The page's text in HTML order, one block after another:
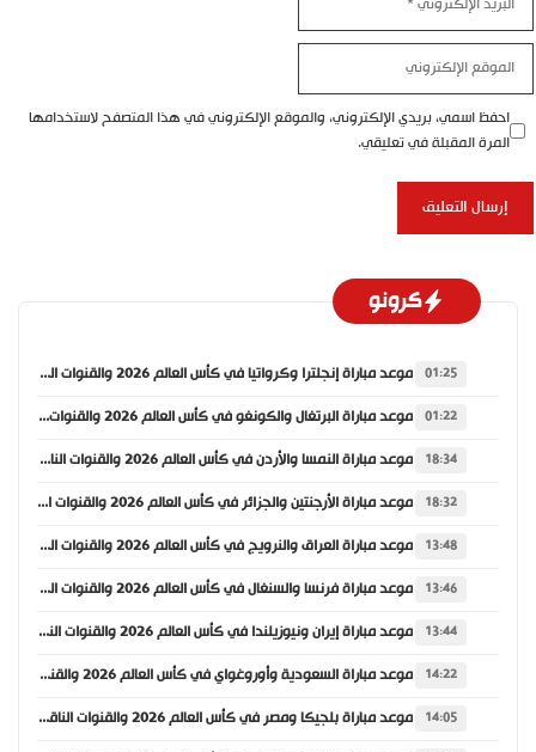
الإلكتروني
الإلكتروني
احفظ اسمي، بريدي الإلكتروني، والموقع الإلكتروني في هذا المتصفح لاستخدامها
المرة المقبلة في تعليقي.
كرونو
01:25 موعد مباراة إنجلترا وكرواتيا في كأس العالم 2026 والقنوات الناقلة
01:22 موعد مباراة البرتغال والكونغو في كأس العالم 2026 والقنوات الناقلة
18:34 موعد مباراة النمسا والأردن في كأس العالم 2026 والقنوات الناقلة
18:32 موعد مباراة الأرجنتين والجزائر في كأس العالم 2026 والقنوات الناقلة
13:48 موعد مباراة العراق والنرويج في كأس العالم 2026 والقنوات الناقلة
13:46 موعد مباراة فرنسا والسنغال في كأس العالم 2026 والقنوات الناقلة
13:44 موعد مباراة إيران ونيوزيلندا في كأس العالم 2026 والقنوات الناقلة
14:22 موعد مباراة السعودية وأوروغواي في كأس العالم 2026 والقنوات الناقلة
14:05 موعد مباراة بلجيكا ومصر في كأس العالم 2026 والقنوات الناقلة